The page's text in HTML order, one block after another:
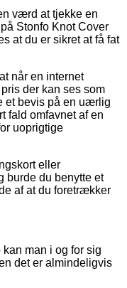
værd at tjekke en
Stonfo Knot Cover
at du er sikret at få fat
når en internet
der kan ses som
et bevis på en uærlig
fald omfavnet af en
uoprigtige
eller
burde du benytte et
af at du foretrækker
man i og for sig
det er almindeligvis